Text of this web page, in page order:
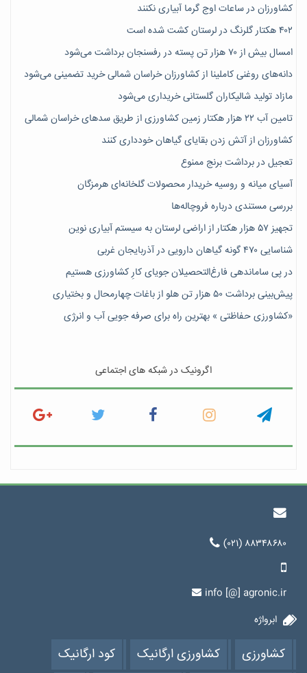
کشاورزان در ساعات اوج گرما آبیاری نکنند
۴۰۲ هکتار گلرنگ در لرستان کشت شده است
امسال بیش از ۷۰ هزار تن پسته در رفسنجان برداشت می‌شود
دانه‌های روغنی کاملینا از کشاورزان خراسان شمالی خرید تضمینی می‌شود
مازاد تولید شالیکاران گلستانی خریداری می‌شود
تامین آب ۲۲ هزار هکتار زمین کشاورزی از طریق سدهای خراسان شمالی
کشاورزان از آتش زدن بقایای گیاهان خودداری کنند
تعجیل در برداشت برنج ممنوع
آسیای میانه و روسیه خریدار محصولات گلخانه‌ای هرمزگان
بررسی مستندی درباره فروچاله‌ها
تجهیز ۵۷ هزار هکتار از اراضی لرستان به سیستم آبیاری نوین
شناسایی ۴۷٠ گونه گیاهان دارویی در آذربایجان غربی
در پی ساماندهی فارغ‌التحصیلان جویای کارِ کشاورزی هستیم
پیش‎‌بینی برداشت ۵۰ هزار تن هلو از باغات چهارمحال و بختیاری
«کشاورزی حفاظتی » بهترین راه برای صرفه جویی آب و انرژی
اگرونیک در شبکه های اجتماعی
(۰۲۱) ۸۸۳۴۸۶۸۰
info [@] agronic.ir
ابرواژه
کشاورزی کشاورزی ارگانیک کود ارگانیک